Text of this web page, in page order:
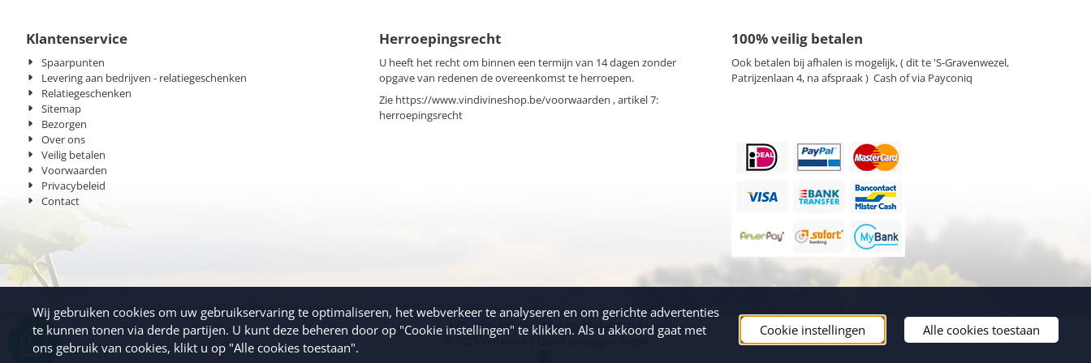
Klantenservice
Spaarpunten
Levering aan bedrijven - relatiegeschenken
Relatiegeschenken
Sitemap
Bezorgen
Over ons
Veilig betalen
Voorwaarden
Privacybeleid
Contact
Herroepingsrecht
U heeft het recht om binnen een termijn van 14 dagen zonder
opgave van redenen de overeenkomst te herroepen.
Zie https://www.vindivineshop.be/voorwaarden , artikel 7:
herroepingsrecht
100% veilig betalen
Ook betalen bij afhalen is mogelijk, ( dit te 'S-Gravenwezel,
Patrijzenlaan 4, na afspraak ) Cash of via Payconiq
KvK: 0822.409.253 - Btw: BE 0822.409.253
© 2025 VinDivine |
Wij gebruiken cookies om uw gebruikservaring te optimaliseren, het webverkeer te analyseren en om gerichte advertenties
te kunnen tonen via derde partijen. U kunt deze beheren door op "Cookie instellingen" te klikken. Als u akkoord gaat met
ons gebruik van cookies, klikt u op "Alle cookies toestaan".
Cookie instellingen Alle cookies toestaan